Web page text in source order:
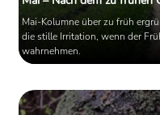
Mai-Kolumne über zu früh
die stille Irritation, wenn der
wahrnehmen.